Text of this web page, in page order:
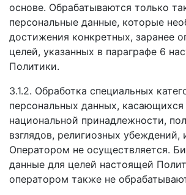
основе. Обрабатываются только
персональные данные, которые
достижения конкретных, заранее
целей, указанных в параграфе 6
Политики.
3.1.2. Обработка специальных
персональных данных, касающихся
национальной принадлежности,
взглядов, религиозных
Оператором не осуществляется.
данные для целей настоящей
оператором также не